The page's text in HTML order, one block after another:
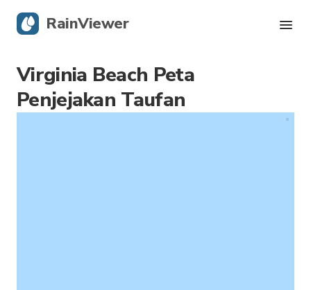
Virginia Beach Peta
Penjejakan Taufan
RainViewer
Radar Langsung
Penjejakan Ribut Taufan